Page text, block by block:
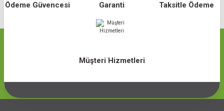
Ödeme Güvencesi Garanti Taksitle Ödeme
Müşteri Hizmetleri